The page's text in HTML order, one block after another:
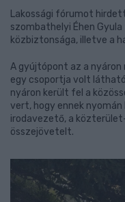
Lakossági fórumot
szombathelyi Éhen
közbiztonsága, illetve a
A gyújtópont az a
egy csoportja volt
nyáron került fel a
vert, hogy ennek
irodavezető, a
összejövetelt.